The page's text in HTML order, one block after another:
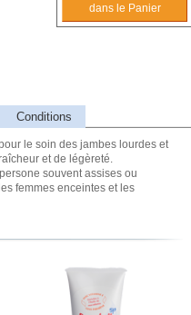
Conditions
le soin des jambes lourdes et
et de légèreté.
souvent assises ou
femmes enceintes et les